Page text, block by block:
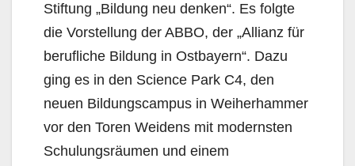
Stiftung „Bildung neu denken“. Es folgte
die Vorstellung der ABBO, der „Allianz für
berufliche Bildung in Ostbayern“. Dazu
ging es in den Science Park C4, den
neuen Bildungscampus in Weiherhammer
vor den Toren Weidens mit modernsten
Schulungsräumen und einem